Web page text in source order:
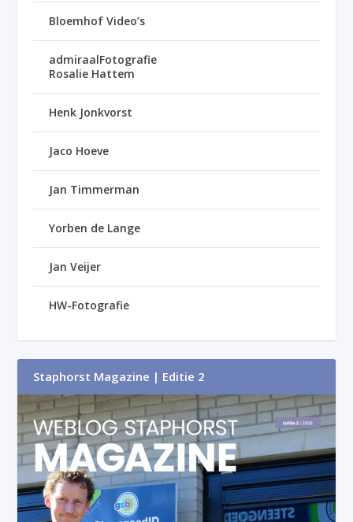
Bloemhof Video’s
admiraalFotografie
Rosalie Hattem
Henk Jonkvorst
Jaco Hoeve
Jan Timmerman
Yorben de Lange
Jan Veijer
HW-Fotografie
Staphorst Magazine | Editie 2